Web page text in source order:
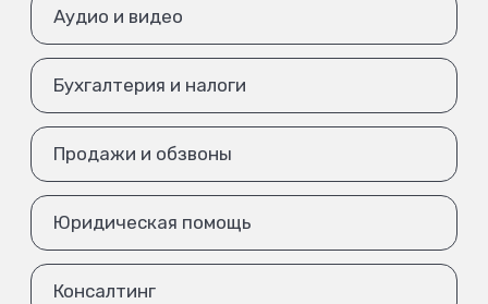
Аудио и видео
Бухгалтерия и налоги
Продажи и обзвоны
Юридическая помощь
Консалтинг